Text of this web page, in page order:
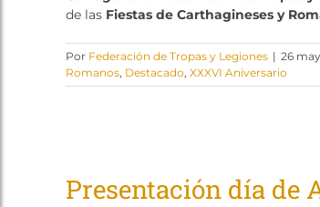
de las Fiestas de Carthagineses y
Por Federación de Tropas y Legiones | 26
Romanos, Destacado, XXXVI Aniversario
Presentación día de